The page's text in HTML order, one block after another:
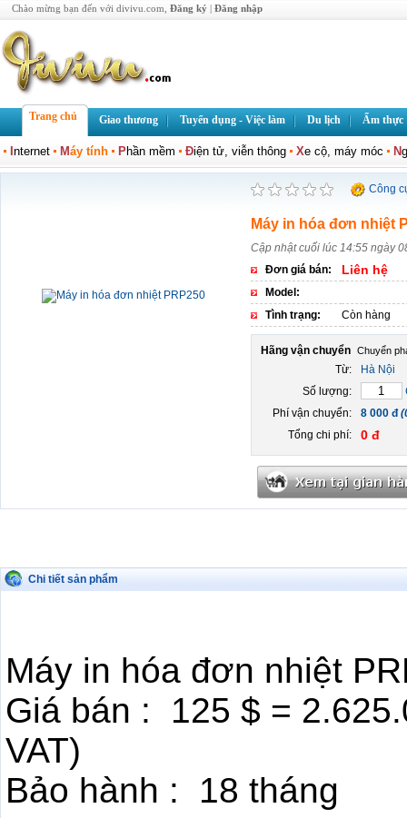
Chào mừng bạn đến với divivu.com, Đăng ký | Đăng nhập
Trang chủ Giao thương Tuyển dụng - Việc làm Du lịch Ẩm thực
nternet Máy tính Phần mềm Điện tử, viễn thông Xe cộ, máy móc N
Công
Máy in hóa đơn nhiệt
Cập nhật cuối lúc 14:55 ngày
Đơn giá bán:
Liên hệ
Model:
Tình trạng:
Còn hàng
Hãng vận chuyển
Từ:
Hà Nội
Số lượng:
Phí vận chuyển:
8 000 đ
Tổng chi phí:
0 đ
Chi tiết sản phẩm
Máy in hóa đơn nhiệt
Giá bán : 125 $ =
VAT)
Bảo hành : 18 tháng